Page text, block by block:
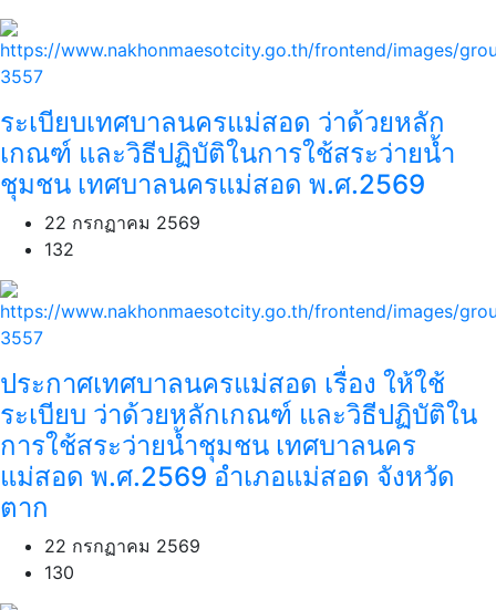
ระเบียบเทศบาลนครแม่สอด ว่าด้วยหลัก
เกณฑ์ และวิธีปฏิบัติในการใช้สระว่ายน้ำ
ชุมชน เทศบาลนครแม่สอด พ.ศ.2569
22 กรกฏาคม 2569
132
ประกาศเทศบาลนครแม่สอด เรื่อง ให้ใช้
ระเบียบ ว่าด้วยหลักเกณฑ์ และวิธีปฏิบัติใน
การใช้สระว่ายน้ำชุมชน เทศบาลนคร
แม่สอด พ.ศ.2569 อำเภอแม่สอด จังหวัด
ตาก
22 กรกฏาคม 2569
130